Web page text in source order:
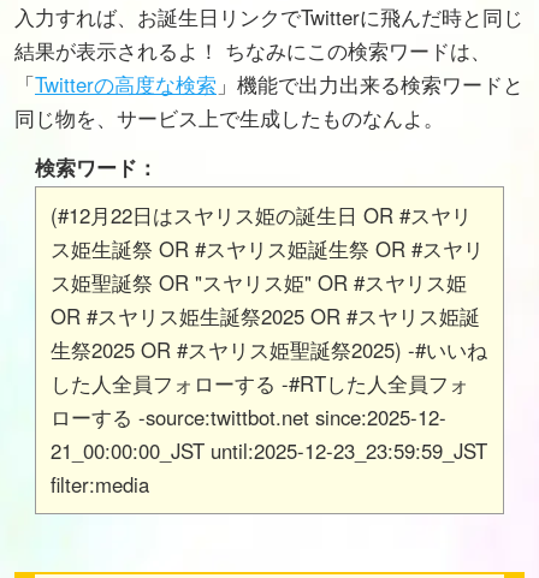
入力すれば、お誕生日リンクでTwitterに飛んだ時と同じ
結果が表示されるよ！ ちなみにこの検索ワードは、
「Twitterの高度な検索 」機能で出力出来る検索ワードと
同じ物を、サービス上で生成したものなんよ。
検索ワード：
(#12月22日はスヤリス姫の誕生日 OR #スヤリ
ス姫生誕祭 OR #スヤリス姫誕生祭 OR #スヤリ
ス姫聖誕祭 OR "スヤリス姫" OR #スヤリス姫
OR #スヤリス姫生誕祭2025 OR #スヤリス姫誕
生祭2025 OR #スヤリス姫聖誕祭2025) -#いいね
した人全員フォローする -#RTした人全員フォ
ローする -source:twittbot.net since:2025-12-
21_00:00:00_JST until:2025-12-23_23:59:59_JST
filter:media